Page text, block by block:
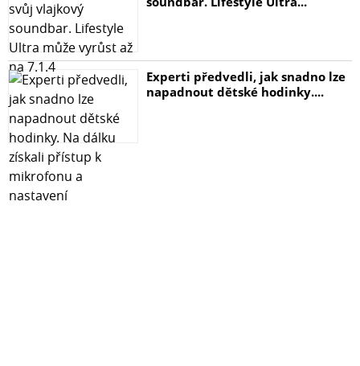
- tvrzené sklo pro Samsung Galaxy A72
- hadřík na odmaštění a odstranění prachu
- čistící hadřík pro odstranění vzduchových bublin
- sada nálepek pro přesné umístění skla na obrazovce
Poznámka: Některé modely telefonů mají zaoblené
hrany, takže sklo není úplně do krajů. Na každé straně
Experti předvedli, jak snadno lze
napadnout dětské hodinky....